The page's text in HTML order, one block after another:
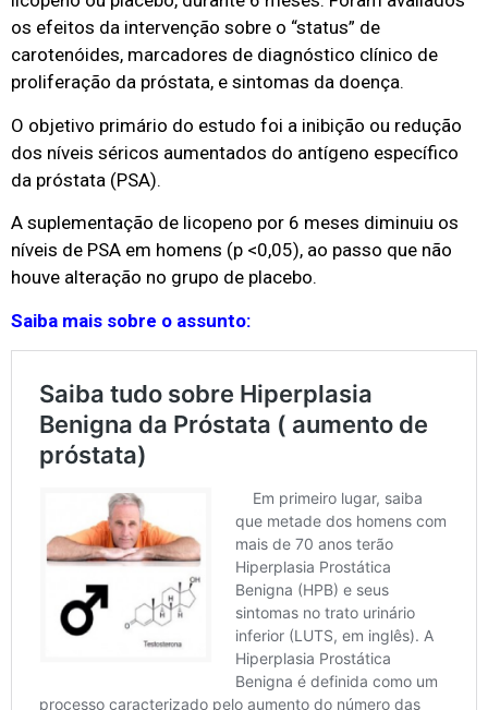
os efeitos da intervenção sobre o “status” de
carotenóides, marcadores de diagnóstico clínico de
proliferação da próstata, e sintomas da doença.
O objetivo primário do estudo foi a inibição ou redução
dos níveis séricos aumentados do antígeno específico
da próstata (PSA).
A suplementação de licopeno por 6 meses diminuiu os
níveis de PSA em homens (p <0,05), ao passo que não
houve alteração no grupo de placebo.
Saiba mais sobre o assunto: